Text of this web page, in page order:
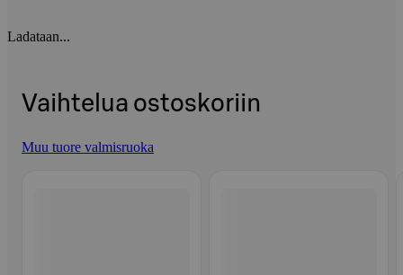
Ladataan...
Vaihtelua ostoskoriin
Muu tuore valmisruoka